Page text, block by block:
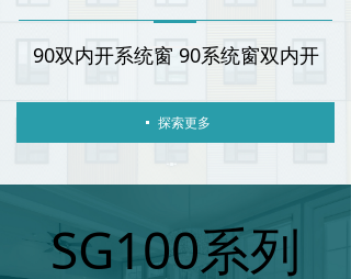
넷 探索更多
90双内开系统窗 90系统窗双内开
SG100系列